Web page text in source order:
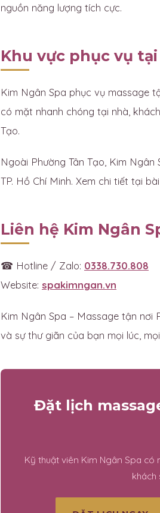
nguồn năng lượng tích cực.
Khu vực phục vụ
Kim Ngân Spa phục vụ massage
có mặt nhanh chóng tại nhà,
Tạo.
Ngoài Phường Tân Tạo, Kim
TP. Hồ Chí Minh. Xem chi tiết tại
Liên hệ Kim Ngân
☎ Hotline / Zalo: 0338.730.808
Website: spakimngan.vn
Kim Ngân Spa – Massage tận nơi
và sự thư giãn của bạn mọi lúc,
Đặt lịch
Kỹ thuật viên Kim Ngân Spa
khách